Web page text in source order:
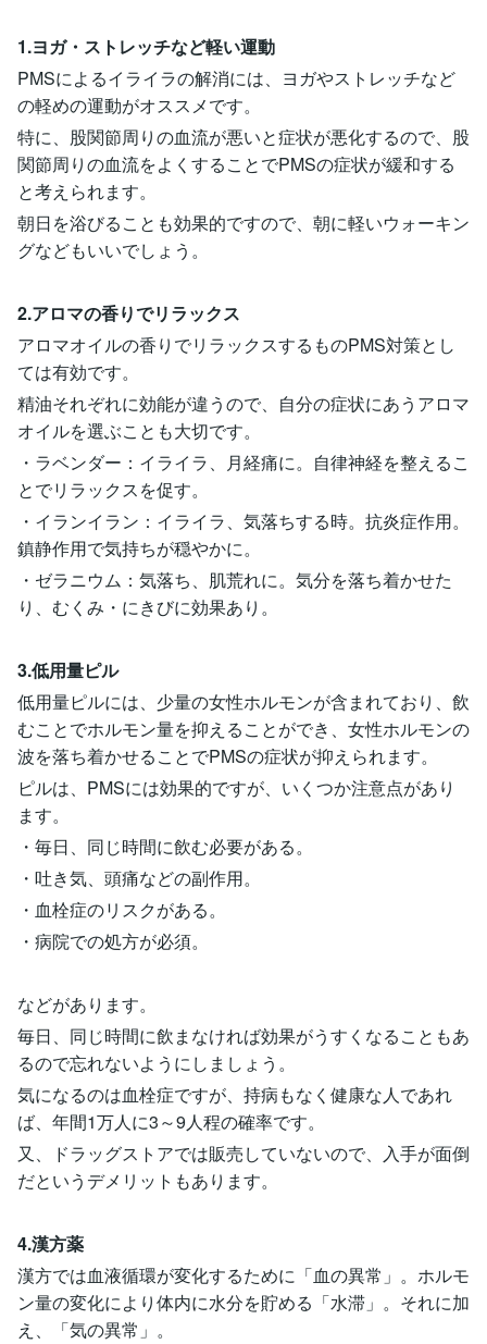
1.ヨガ・ストレッチなど軽い運動
PMSによるイライラの解消には、ヨガやストレッチなど
の軽めの運動がオススメです。
特に、股関節周りの血流が悪いと症状が悪化するので、股
関節周りの血流をよくすることでPMSの症状が緩和する
と考えられます。
朝日を浴びることも効果的ですので、朝に軽いウォーキン
グなどもいいでしょう。
2.アロマの香りでリラックス
アロマオイルの香りでリラックスするものPMS対策とし
ては有効です。
精油それぞれに効能が違うので、自分の症状にあうアロマ
オイルを選ぶことも大切です。
・ラベンダー：イライラ、月経痛に。自律神経を整えるこ
とでリラックスを促す。
・イランイラン：イライラ、気落ちする時。抗炎症作用。
鎮静作用で気持ちが穏やかに。
・ゼラニウム：気落ち、肌荒れに。気分を落ち着かせた
り、むくみ・にきびに効果あり。
3.低用量ピル
低用量ピルには、少量の女性ホルモンが含まれており、飲
むことでホルモン量を抑えることができ、女性ホルモンの
波を落ち着かせることでPMSの症状が抑えられます。
ピルは、PMSには効果的ですが、いくつか注意点があり
ます。
・毎日、同じ時間に飲む必要がある。
・吐き気、頭痛などの副作用。
・血栓症のリスクがある。
・病院での処方が必須。
などがあります。
毎日、同じ時間に飲まなければ効果がうすくなることもあ
るので忘れないようにしましょう。
気になるのは血栓症ですが、持病もなく健康な人であれ
ば、年間1万人に3～9人程の確率です。
又、ドラッグストアでは販売していないので、入手が面倒
だというデメリットもあります。
4.漢方薬
漢方では血液循環が変化するために「血の異常」。ホルモ
ン量の変化により体内に水分を貯める「水滞」。それに加
え、「気の異常」。